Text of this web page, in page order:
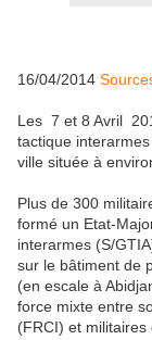
16/04/2014
Les 7 et 8 Avril
tactique
ville située à
Plus de 300
formé un Etat-
interarmes (S/
sur le bâtiment de
(en escale à
force mixte entre
(FRCI) et militaires